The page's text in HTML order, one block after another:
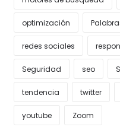
optimización
redes sociales
Seguridad seo
tendencia twitter
youtube Zoom